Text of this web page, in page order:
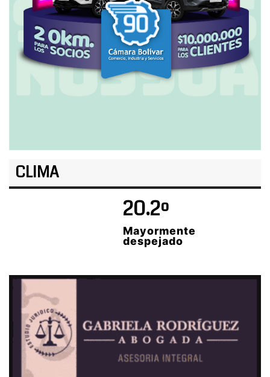
CLIMA
20.2º
Mayormente
despejado